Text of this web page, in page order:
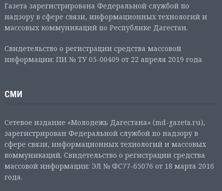
Газета зарегистрирована Федеральной службой по
надзору в сфере связи, информационных технологий и
массовых коммуникаций по Республике Дагестан.
Свидетельство о регистрации средства массовой
информации: ПИ № ТУ 05-00409 от 22 апреля 2019 года
СМИ
Сетевое издание «Молодежь Дагестана» (md-gazeta.ru),
зарегистрирован Федеральной службой по надзору в
сфере связи, информационных технологий и массовых
коммуникаций. Свидетельство о регистрации средства
массовой информации: ЭЛ № ФС77-65076 от 18 марта 2016
года.